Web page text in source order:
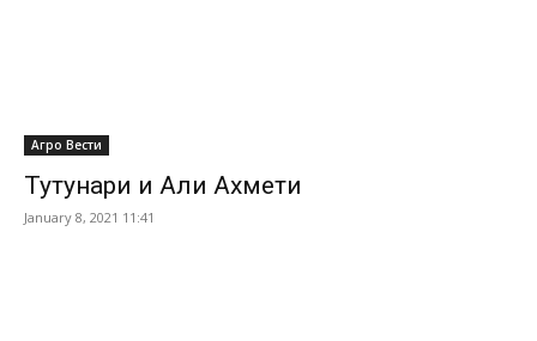
Агро Вести
Тутунари и Али Ахмети
January 8, 2021 11:41